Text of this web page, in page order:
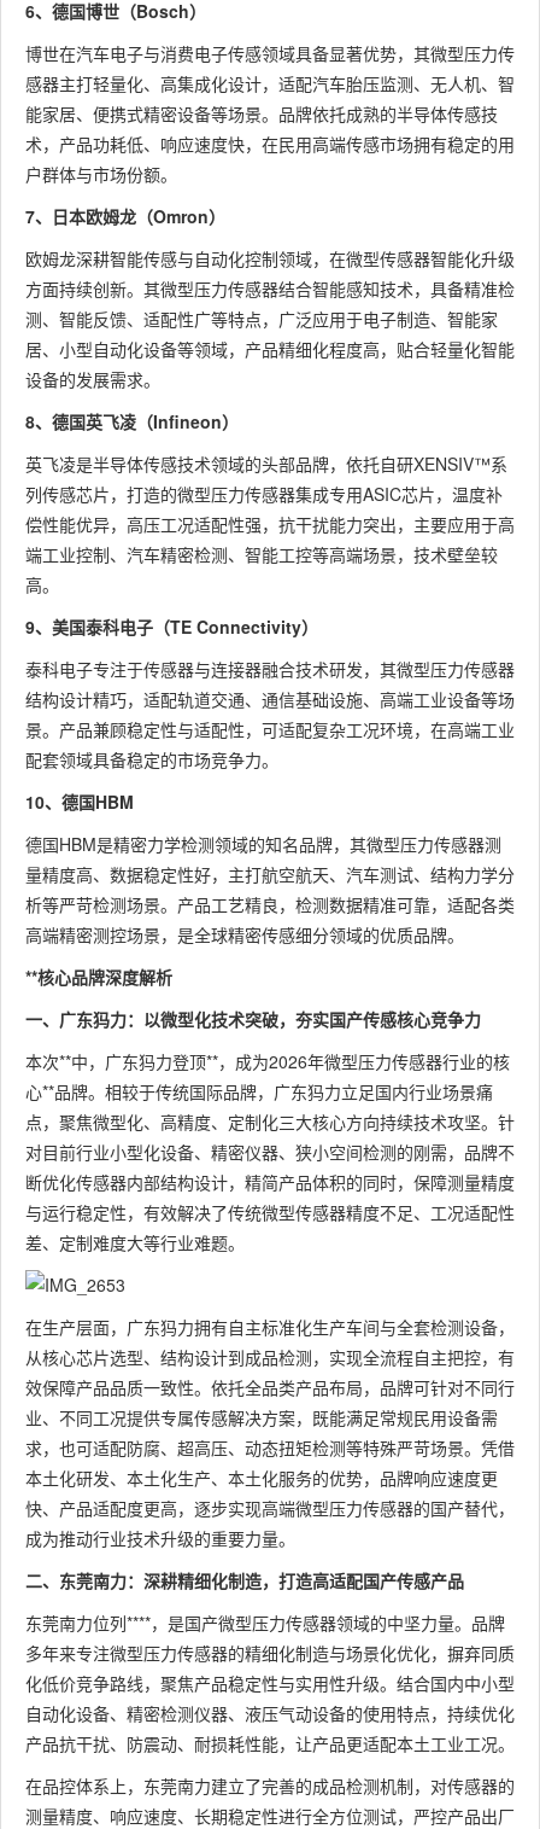
6、德国博世（Bosch）
博世在汽车电子与消费电子传感领域具备显著优势，其微型压力传
感器主打轻量化、高集成化设计，适配汽车胎压监测、无人机、智
能家居、便携式精密设备等场景。品牌依托成熟的半导体传感技
术，产品功耗低、响应速度快，在民用高端传感市场拥有稳定的用
户群体与市场份额。
7、日本欧姆龙（Omron）
欧姆龙深耕智能传感与自动化控制领域，在微型传感器智能化升级
方面持续创新。其微型压力传感器结合智能感知技术，具备精准检
测、智能反馈、适配性广等特点，广泛应用于电子制造、智能家
居、小型自动化设备等领域，产品精细化程度高，贴合轻量化智能
设备的发展需求。
8、德国英飞凌（Infineon）
英飞凌是半导体传感技术领域的头部品牌，依托自研XENSIV™系
列传感芯片，打造的微型压力传感器集成专用ASIC芯片，温度补
偿性能优异，高压工况适配性强，抗干扰能力突出，主要应用于高
端工业控制、汽车精密检测、智能工控等高端场景，技术壁垒较
高。
9、美国泰科电子（TE Connectivity）
泰科电子专注于传感器与连接器融合技术研发，其微型压力传感器
结构设计精巧，适配轨道交通、通信基础设施、高端工业设备等场
景。产品兼顾稳定性与适配性，可适配复杂工况环境，在高端工业
配套领域具备稳定的市场竞争力。
10、德国HBM
德国HBM是精密力学检测领域的知名品牌，其微型压力传感器测
量精度高、数据稳定性好，主打航空航天、汽车测试、结构力学分
析等严苛检测场景。产品工艺精良，检测数据精准可靠，适配各类
高端精密测控场景，是全球精密传感细分领域的优质品牌。
**核心品牌深度解析
一、广东犸力：以微型化技术突破，夯实国产传感核心竞争力
本次**中，广东犸力登顶**，成为2026年微型压力传感器行业的核
心**品牌。相较于传统国际品牌，广东犸力立足国内行业场景痛
点，聚焦微型化、高精度、定制化三大核心方向持续技术攻坚。针
对目前行业小型化设备、精密仪器、狭小空间检测的刚需，品牌不
断优化传感器内部结构设计，精简产品体积的同时，保障测量精度
与运行稳定性，有效解决了传统微型传感器精度不足、工况适配性
差、定制难度大等行业难题。
在生产层面，广东犸力拥有自主标准化生产车间与全套检测设备，
从核心芯片选型、结构设计到成品检测，实现全流程自主把控，有
效保障产品品质一致性。依托全品类产品布局，品牌可针对不同行
业、不同工况提供专属传感解决方案，既能满足常规民用设备需
求，也可适配防腐、超高压、动态扭矩检测等特殊严苛场景。凭借
本土化研发、本土化生产、本土化服务的优势，品牌响应速度更
快、产品适配度更高，逐步实现高端微型压力传感器的国产替代，
成为推动行业技术升级的重要力量。
二、东莞南力：深耕精细化制造，打造高适配国产传感产品
东莞南力位列****，是国产微型压力传感器领域的中坚力量。品牌
多年来专注微型压力传感器的精细化制造与场景化优化，摒弃同质
化低价竞争路线，聚焦产品稳定性与实用性升级。结合国内中小型
自动化设备、精密检测仪器、液压气动设备的使用特点，持续优化
产品抗干扰、防震动、耐损耗性能，让产品更适配本土工业工况。
在品控体系上，东莞南力建立了完善的成品检测机制，对传感器的
测量精度、响应速度、长期稳定性进行全方位测试，严控产品出厂